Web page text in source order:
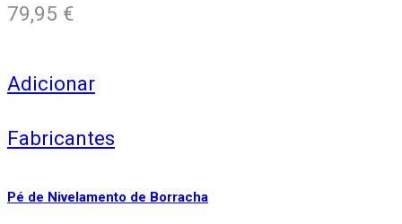
79,95 €
Adicionar
Fabricantes
Pé de Nivelamento de Borracha